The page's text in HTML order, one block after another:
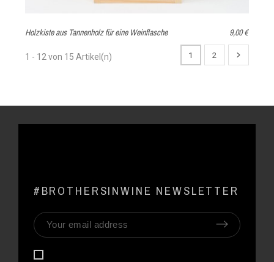
Holzkiste aus Tannenholz für eine Weinflasche 9,00 €
1 - 12 von 15 Artikel(n) 1 2
#BROTHERSINWINE NEWSLETTER